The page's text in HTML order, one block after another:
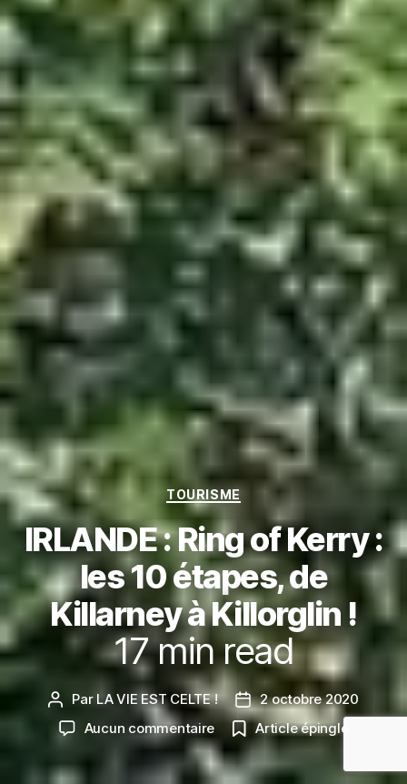
Catégories
TOURISME
IRLANDE : Ring of Kerry :
les 10 étapes, de
Killarney à Killorglin !
17min read
Auteur
de
l’article
Par LA VIE EST CELTE !
Date
de
l’article
2 octobre 2020
Aucun commentairesur
IRLANDE
:
Article épinglé